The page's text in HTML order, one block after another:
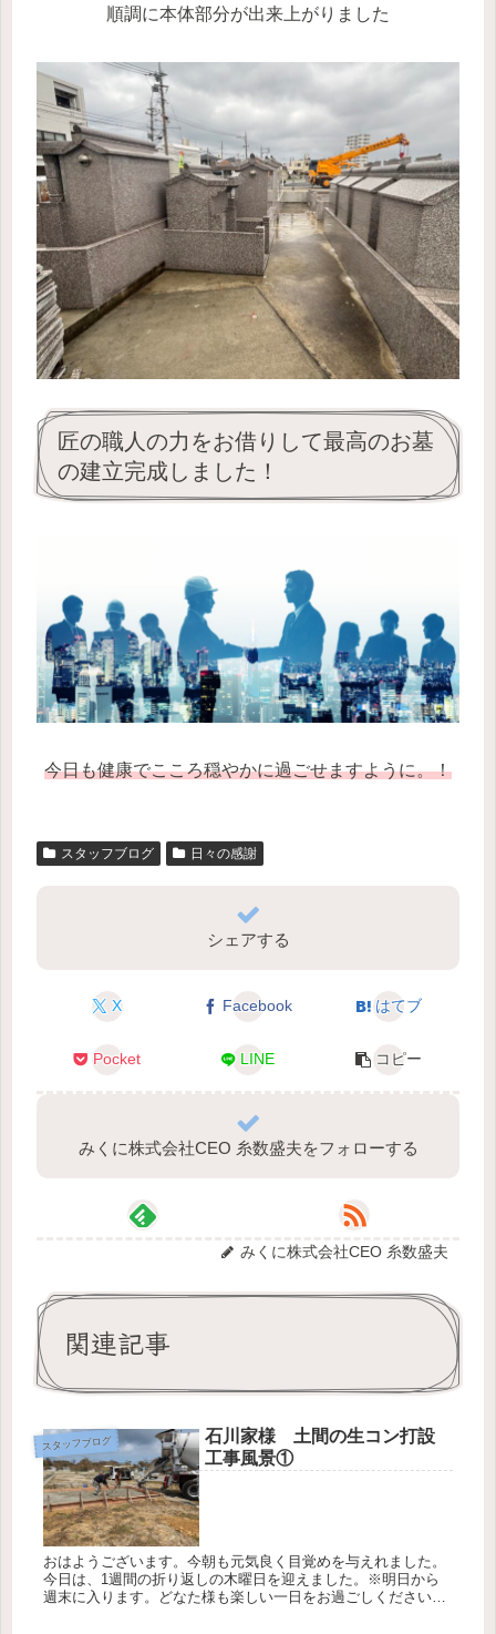
順調に本体部分が出来上がりました
匠の職人の力をお借りして最高のお墓
の建立完成しました！
今日も健康でこころ穏やかに過ごせますように。！
スタッフブログ 日々の感謝
シェアする
X Facebook はてブ
Pocket LINE コピー
みくに株式会社CEO 糸数盛夫をフォローする
みくに株式会社CEO 糸数盛夫
関連記事
スタッフブログ
石川家様 土間の生コン打設
工事風景①
おはようございます。今朝も元気良く目覚めを与えれました。
今日は、1週間の折り返しの木曜日を迎えました。※明日から
週末に入ります。どなた様も楽しい一日をお過ごしください。